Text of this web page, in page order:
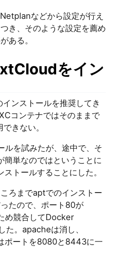
などから設定が行え
き、そのような設定を薦め
ある。
をイン
ンストールを推奨してき
コンテナではそのままで
きない。
ルを試みたが、途中で、そ
単なのではということに
トールすることにした。
ろまでaptでのインストー
たので、ポート80が
め競合してDocker
。apacheは消し、
ポートを8080と8443に一